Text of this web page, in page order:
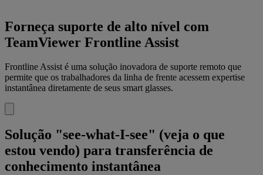
Forneça suporte de alto nível com
TeamViewer Frontline Assist
Frontline Assist é uma solução inovadora de suporte remoto que
permite que os trabalhadores da linha de frente acessem expertise
instantânea diretamente de seus smart glasses.
Solução "see-what-I-see" (veja o que
estou vendo) para transferência de
conhecimento instantânea